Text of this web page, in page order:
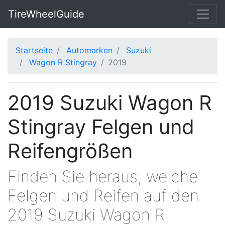
TireWheelGuide
Startseite Automarken
Suzuki
Wagon R Stingray
2019
2019 Suzuki Wagon R
Stingray Felgen und
Reifengrößen
Finden Sie heraus, welche
Felgen und Reifen auf den
2019 Suzuki Wagon R